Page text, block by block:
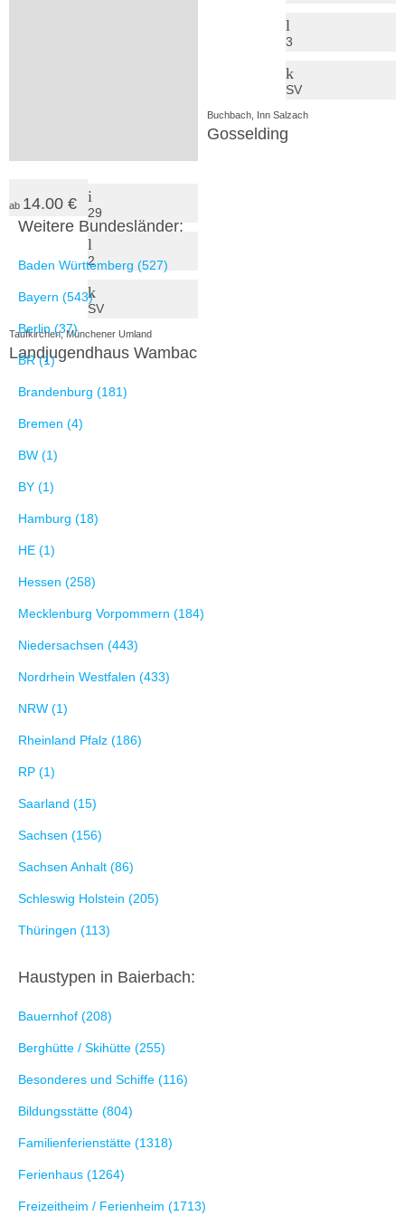
3
SV
Buchbach, Inn Salzach
Gosselding
ab 14.00 € 29
2
SV
Taufkirchen, Münchener Umland
Landjugendhaus Wambach
Weitere Bundesländer:
Baden Württemberg (527)
Bayern (543)
Berlin (37)
BR (1)
Brandenburg (181)
Bremen (4)
BW (1)
BY (1)
Hamburg (18)
HE (1)
Hessen (258)
Mecklenburg Vorpommern (184)
Niedersachsen (443)
Nordrhein Westfalen (433)
NRW (1)
Rheinland Pfalz (186)
RP (1)
Saarland (15)
Sachsen (156)
Sachsen Anhalt (86)
Schleswig Holstein (205)
Thüringen (113)
Haustypen in Baierbach:
Bauernhof (208)
Berghütte / Skihütte (255)
Besonderes und Schiffe (116)
Bildungsstätte (804)
Familienferienstätte (1318)
Ferienhaus (1264)
Freizeitheim / Ferienheim (1713)